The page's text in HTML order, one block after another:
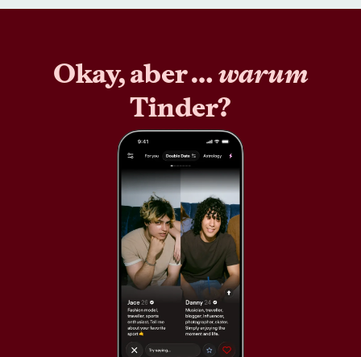
Okay, aber …warum
Tinder?